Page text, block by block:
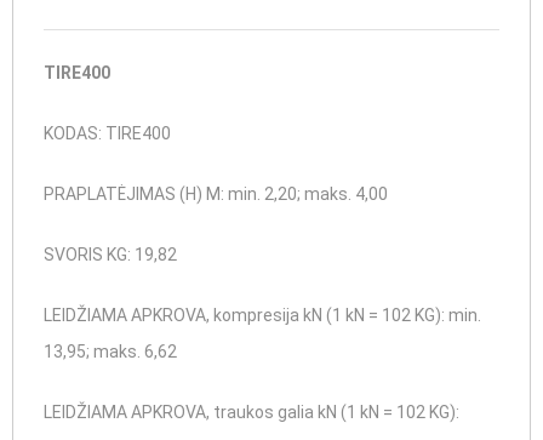
TIRE400
KODAS: TIRE400
PRAPLATĖJIMAS (H) M: min. 2,20; maks. 4,00
SVORIS KG: 19,82
LEIDŽIAMA APKROVA, kompresija kN (1 kN = 102 KG): min.
13,95; maks. 6,62
LEIDŽIAMA APKROVA, traukos galia kN (1 kN = 102 KG):